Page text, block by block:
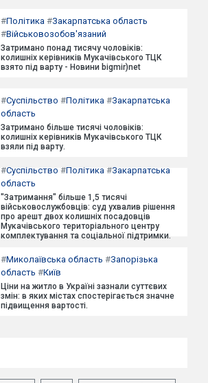
#Політика #Закарпатська область
#Військовозобов'язаний
Затримано понад тисячу чоловіків:
колишніх керівників Мукачівського ТЦК
взято під варту - Новини bigmir)net
#Суспільство #Політика #Закарпатська
область
Затримано більше тисячі чоловіків:
колишніх керівників Мукачівського ТЦК
взяли під варту.
#Суспільство #Політика #Закарпатська
область
"Затримання" більше 1,5 тисячі
військовослужбовців: суд ухвалив рішення
про арешт двох колишніх посадовців
Мукачівського територіального центру
комплектування та соціальної підтримки.
#Миколаївська область #Запорізька
область #Київ
Ціни на житло в Україні зазнали суттєвих
змін: в яких містах спостерігається значне
підвищення вартості.